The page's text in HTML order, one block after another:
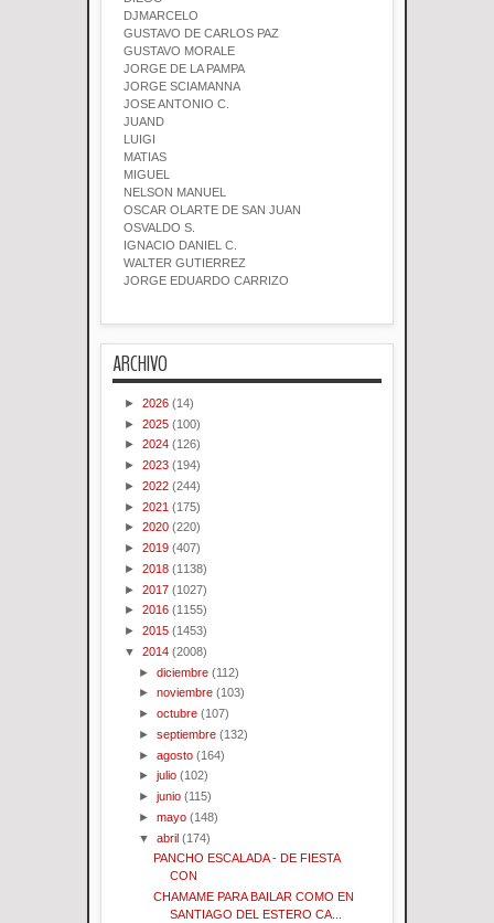
DJMARCELO
GUSTAVO DE CARLOS PAZ
GUSTAVO MORALE
JORGE DE LA PAMPA
JORGE SCIAMANNA
JOSE ANTONIO C.
JUAND
LUIGI
MATIAS
MIGUEL
NELSON MANUEL
OSCAR OLARTE DE SAN JUAN
OSVALDO S.
IGNACIO DANIEL C.
WALTER GUTIERREZ
JORGE EDUARDO CARRIZO
ARCHIVO
► 2026 (14)
► 2025 (100)
► 2024 (126)
► 2023 (194)
► 2022 (244)
► 2021 (175)
► 2020 (220)
► 2019 (407)
► 2018 (1138)
► 2017 (1027)
► 2016 (1155)
► 2015 (1453)
▼ 2014 (2008)
►diciembre (112)
►noviembre (103)
►octubre (107)
►septiembre (132)
►agosto (164)
►julio (102)
►junio (115)
►mayo (148)
▼abril (174)
PANCHO ESCALADA - DE FIESTA
CON
CHAMAME PARA BAILAR COMO EN
SANTIAGO DEL ESTERO CA...